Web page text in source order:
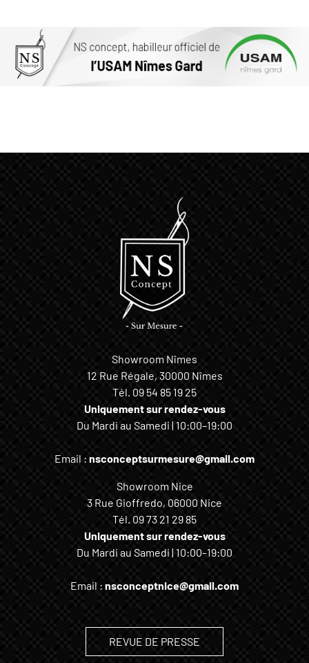
Showroom Nîmes
12 Rue Régale, 30000 Nîmes
Tél. 09 54 85 19 25
Uniquement sur rendez-vous
Du Mardi au Samedi | 10:00–19:00
Email : nsconceptsurmesure@gmail.com
Showroom Nice
3 Rue Gioffredo, 06000 Nice
Tél. 09 73 21 29 85
Uniquement sur rendez-vous
Du Mardi au Samedi | 10:00–19:00
Email : nsconceptnice@gmail.com
REVUE DE PRESSE